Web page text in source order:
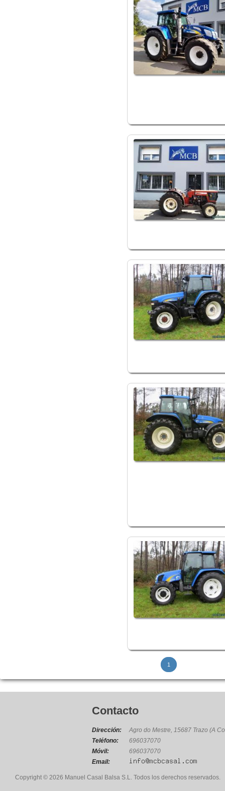
1
Contacto
Dirección:
Agro do Mestre, 15687 Trazo (A
Teléfono:
696037070
Móvil:
696037070
Email:
Copyright © 2026 Manuel Casal Balsa S.L. Todos los derechos reservados.